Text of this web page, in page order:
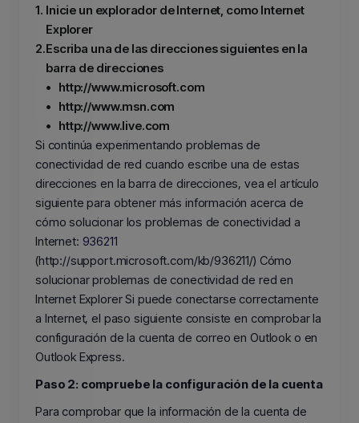
1. Inicie un explorador de Internet, como Internet
Explorer
2.Escriba una de las direcciones siguientes en la
barra de direcciones
• http://www.microsoft.com
• http://www.msn.com
• http://www.live.com
Si continúa experimentando problemas de
conectividad de red cuando escribe una de estas
direcciones en la barra de direcciones, vea el artículo
siguiente para obtener más información acerca de
cómo solucionar los problemas de conectividad a
Internet: 936211
(http://support.microsoft.com/kb/936211/) Cómo
solucionar problemas de conectividad de red en
Internet Explorer Si puede conectarse correctamente
a Internet, el paso siguiente consiste en comprobar la
configuración de la cuenta de correo en Outlook o en
Outlook Express.
Paso 2: compruebe la configuración de la cuenta
Para comprobar que la información de la cuenta de